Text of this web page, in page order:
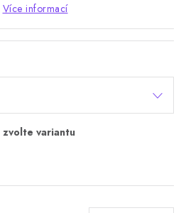
Více informací